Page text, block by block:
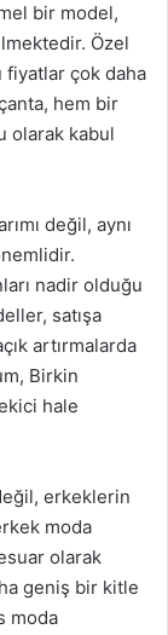
bir model,
Özel
fiyatlar çok daha
hem bir
olarak kabul
değil, aynı
nadir olduğu
satışa
artırmalarda
Birkin
hale
erkeklerin
moda
olarak
geniş bir kitle
moda